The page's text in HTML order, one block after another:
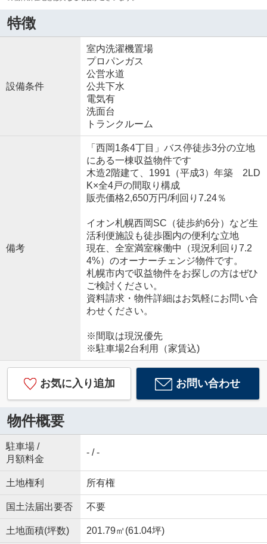
特徴
設備条件
室内洗濯機置場
プロパンガス
公営水道
公共下水
電気有
洗面台
トランクルーム
備考
「西岡1条4丁目」バス停徒歩3分の立地
にある一棟収益物件です
木造2階建て、1991（平成3）年築 2LD
K×全4戸の間取り構成
販売価格2,650万円/利回り7.24％
イオン札幌西岡SC（徒歩約6分）など生
活利便施設も徒歩圏内の便利な立地
現在、全室満室稼働中（現況利回り7.2
4%）のオーナーチェンジ物件です。
札幌市内で収益物件をお探しの方はぜひ
ご検討ください。
資料請求・物件詳細はお気軽にお問い合
わせください。
※間取は現況優先
※駐車場2台利用（家賃込)
お気に入り追加 お問い合わせ
物件概要
駐車場 /
月額料金
- / -
土地権利 所有権
国土法届出要否 不要
土地面積(坪数) 201.79㎡(61.04坪)